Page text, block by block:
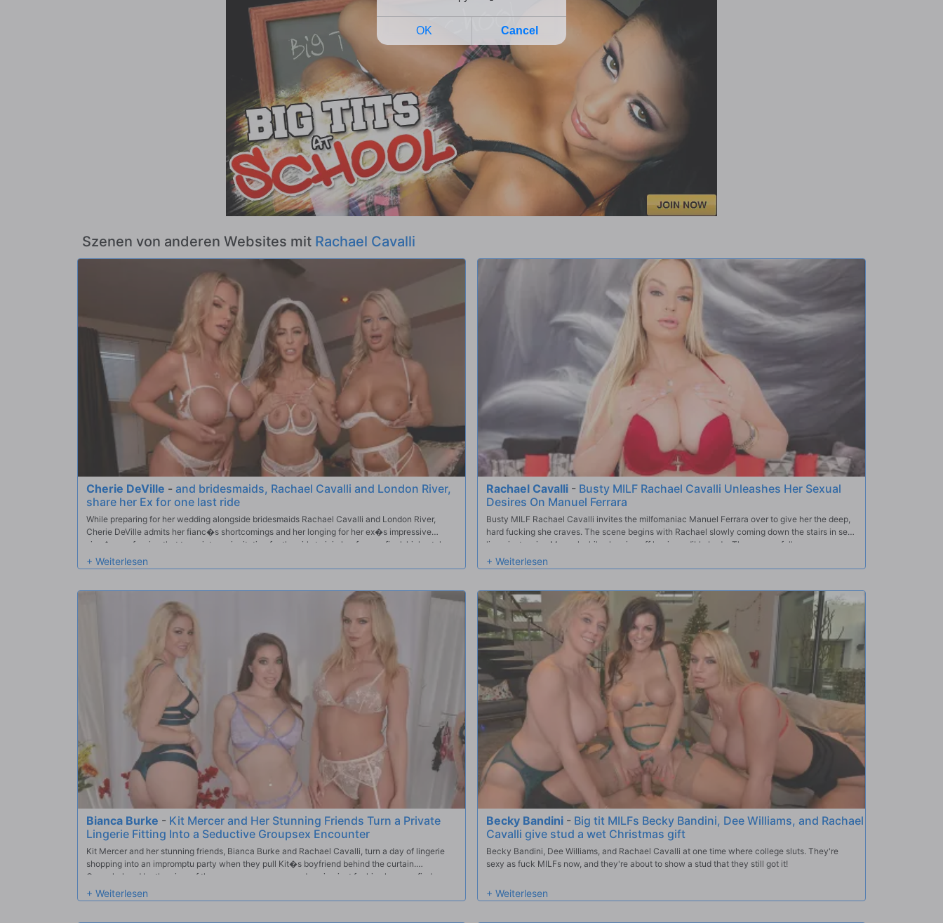
Szenen von anderen Websites mit Rachael Cavalli
Cherie DeVille - and bridesmaids, Rachael Cavalli and London River,
share her Ex for one last ride
While preparing for her wedding alongside bridesmaids Rachael Cavalli and London River,
Cherie DeVille admits her fianc�s shortcomings and her longing for her ex�s impressive
size�a confession that turns into an invitation for the girls to join her for one final, high-stakes
encounter before she says 'I do.'
Rachael Cavalli - Busty MILF Rachael Cavalli Unleashes Her Sexual
Desires On Manuel Ferrara
Busty MILF Rachael Cavalli invites the milfomaniac Manuel Ferrara over to give her the deep,
hard fucking she craves. The scene begins with Rachael slowly coming down the stairs in sexy
lingerie, teasing Manuel while showing off her incredible body. The camera follows every one
of her busty curves as Manuel gets his hands all over her, squeezing her big tits and grabbing
her ass in intense POV style. They make their way to the couch where the action heats up,
deep throats him like a pro. Manuel pounds her tight MILF pussy from behind in doggy style
while sliding a finger into her asshole, pushing her pleasure even further. The scene ends with
Manuel blasting Rachael with a huge facial she'll never forget, her face dripping in jizz.
Bianca Burke - Kit Mercer and Her Stunning Friends Turn a Private
Lingerie Fitting Into a Seductive Groupsex Encounter
Kit Mercer and her stunning friends, Bianca Burke and Rachael Cavalli, turn a day of lingerie
shopping into an impromptu party when they pull Kit�s boyfriend behind the curtain.
Overwhelmed by the view of three gorgeous women undressing just for him, he soon finds
himself at the center of a crowded, high-heat dressing room session.
Becky Bandini - Big tit MILFs Becky Bandini, Dee Williams, and Rachael
Cavalli give stud a wet Christmas gift
Becky Bandini, Dee Williams, and Rachael Cavalli at one time where college sluts. They're
sexy as fuck MILFs now, and they're about to show a stud that they still got it!